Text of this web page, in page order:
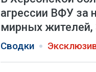
агрессии ВФУ за
мирных жителей,
Сводки